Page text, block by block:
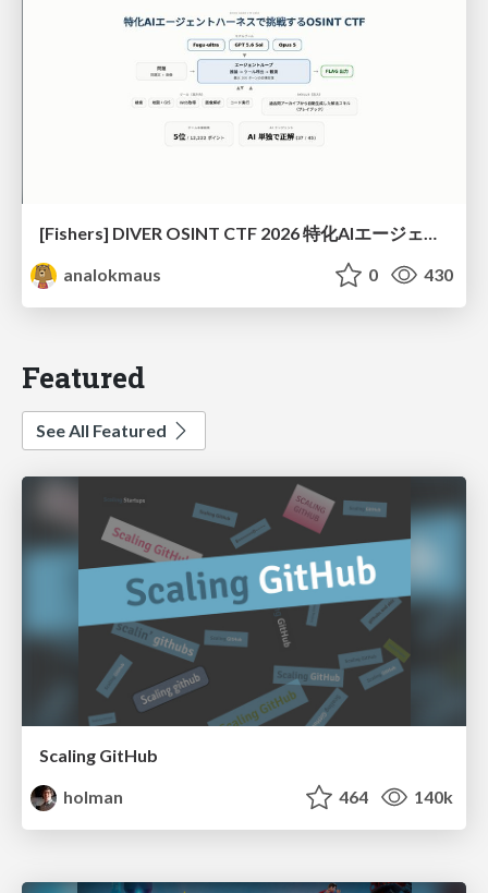
[Fishers] DIVER OSINT CTF 2026 特化AIエージェントハーネスで挑戦するOSINT CTF
analokmaus
0 430
Featured
See All Featured
Scaling GitHub
holman
464 140k